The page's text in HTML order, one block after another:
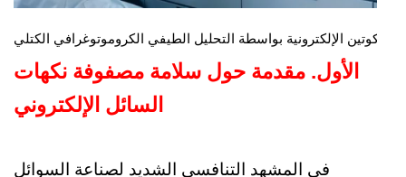
الأول. مقدمة حول سلامة مصفوفة نكهات
السائل الإلكتروني
في المشهد التنافسي الشديد لصناعة السوائل